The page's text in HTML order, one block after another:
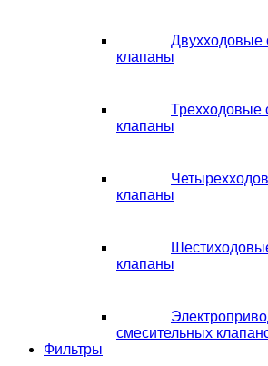
Двухходовые
клапаны
Трехходовые
клапаны
клапаны
клапаны
смесительных
Фильтры